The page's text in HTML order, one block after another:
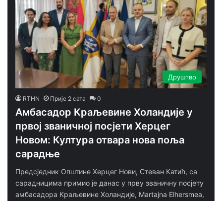
Друштво
RTHN Прије 2 сата 0
Амбасадор Краљевине Холандије у
првој званичној посјети Херцег
Новом: Култура отвара нова поља
сарадње
Предсједник Општине Херцег Нови, Стеван Катић, са
сарадницима примио је данас у прву званичну посјету
амбасадора Краљевине Холандије, Martajna Elhersmea,